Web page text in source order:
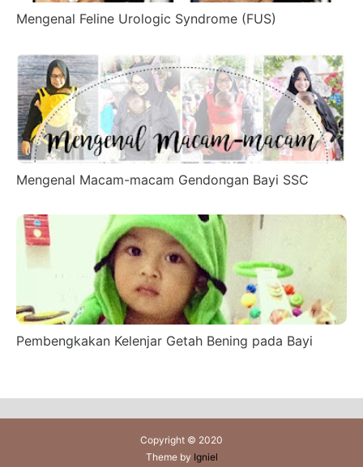
Mengenal Feline Urologic Syndrome (FUS)
Mengenal Macam-macam Gendongan Bayi SSC
Pembengkakan Kelenjar Getah Bening pada Bayi
Copyright © 2020
Theme by Igniel